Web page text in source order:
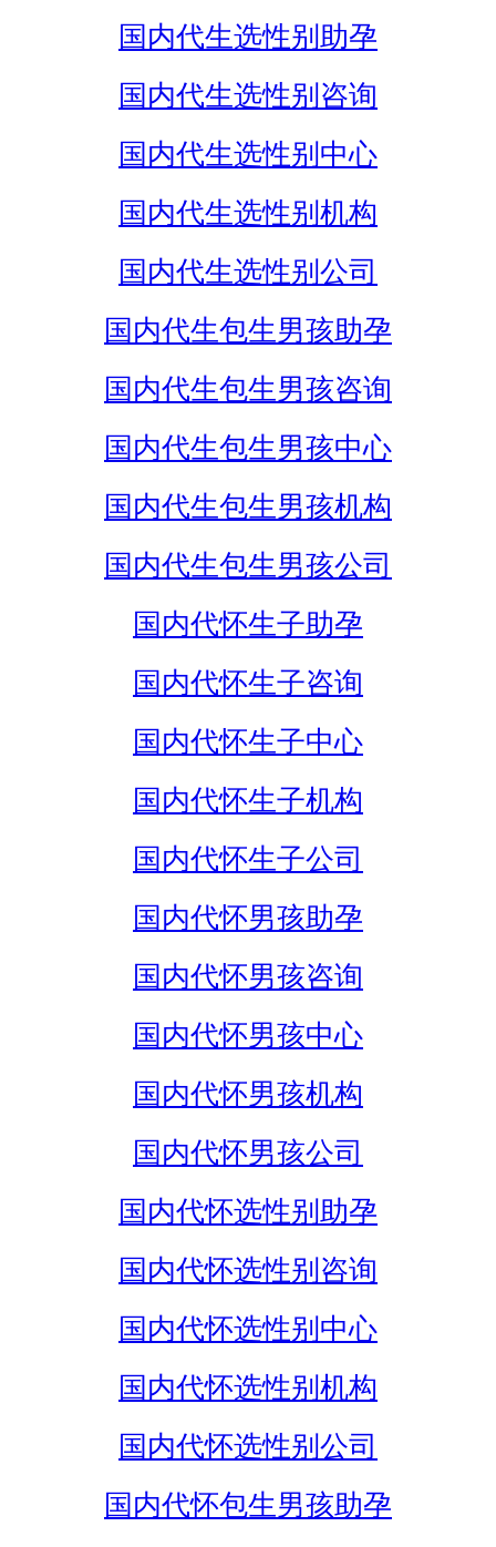
国内代生选性别助孕
国内代生选性别咨询
国内代生选性别中心
国内代生选性别机构
国内代生选性别公司
国内代生包生男孩助孕
国内代生包生男孩咨询
国内代生包生男孩中心
国内代生包生男孩机构
国内代生包生男孩公司
国内代怀生子助孕
国内代怀生子咨询
国内代怀生子中心
国内代怀生子机构
国内代怀生子公司
国内代怀男孩助孕
国内代怀男孩咨询
国内代怀男孩中心
国内代怀男孩机构
国内代怀男孩公司
国内代怀选性别助孕
国内代怀选性别咨询
国内代怀选性别中心
国内代怀选性别机构
国内代怀选性别公司
国内代怀包生男孩助孕